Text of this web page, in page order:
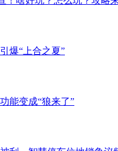
爆“上合之夏”
能变成“狼来了”